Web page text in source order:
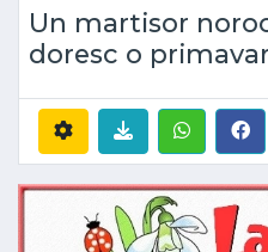
Un martisor
doresc o